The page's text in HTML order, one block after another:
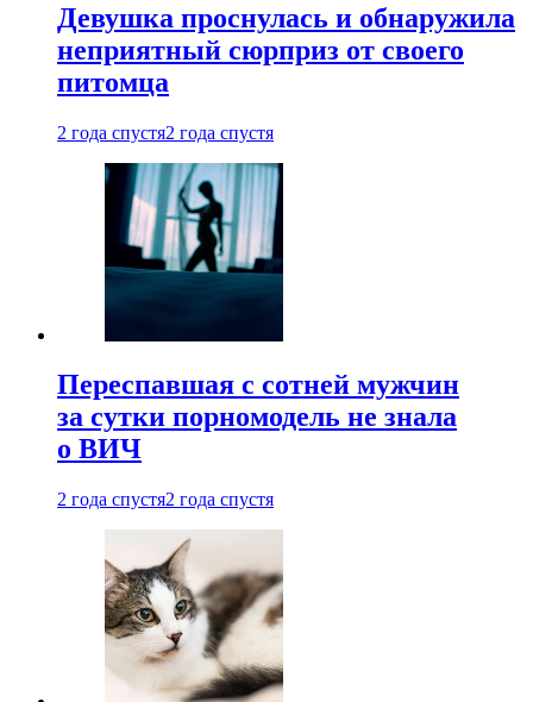
Девушка проснулась и обнаружила
неприятный сюрприз от своего
питомца
2 года спустя2 года спустя
Переспавшая с сотней мужчин
за сутки порномодель не знала
о ВИЧ
2 года спустя2 года спустя